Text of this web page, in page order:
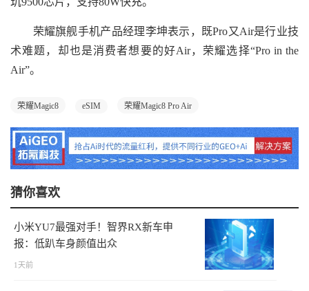
荣耀旗舰手机产品经理李坤表示，既Pro又Air是行业技
术难题，却也是消费者想要的好Air，荣耀选择“Pro in the
Air”。
荣耀Magic8 eSIM 荣耀Magic8 Pro Air
猜你喜欢
小米YU7最强对手！智界RX新车申
报：低趴车身颜值出众
1天前